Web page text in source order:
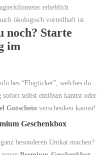
erheblich
ökologisch vorteilhaft ist.
noch? Starte
im
“Flugticket”, welches du
selbst einlösen kannst oder
Gutschein verschenken kannst!
Geschenkbox
besonderen Unikat machen?